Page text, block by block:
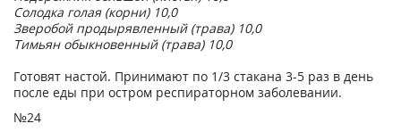
Солодка голая (корни) 10,0
Зверобой продырявленный (трава) 10,0
Тимьян обыкновенный (трава) 10,0
Готовят настой. Принимают по 1/3 стакана 3-5 раз в день
после еды при остром респираторном заболевании.
№24